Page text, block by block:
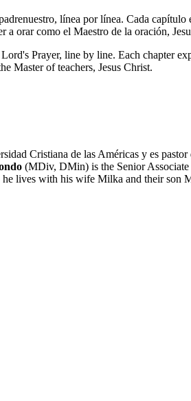
línea por línea. Cada
a orar como el Maestro de la oración,
Prayer, line by line. Each chapter
Master of teachers, Jesus Christ.
Cristiana de las Américas y es
(MDiv, DMin) is the Senior
lives with his wife Milka and their son